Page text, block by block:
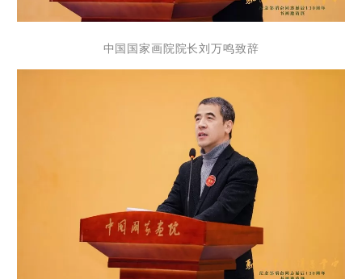
中国国家画院院长刘万鸣致辞